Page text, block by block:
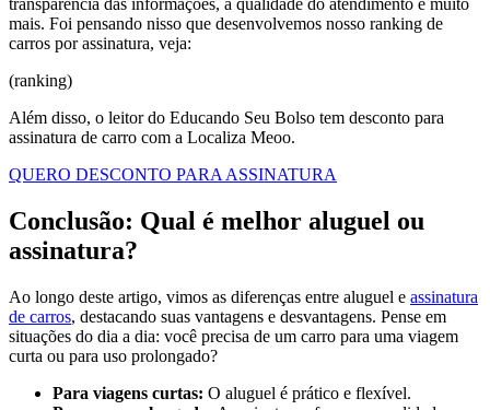
mais. Foi pensando nisso que desenvolvemos nosso ranking de
carros por assinatura, veja:
(ranking)
Além disso, o leitor do Educando Seu Bolso tem desconto para
assinatura de carro com a Localiza Meoo.
QUERO DESCONTO PARA ASSINATURA
Conclusão: Qual é melhor aluguel ou
assinatura?
Ao longo deste artigo, vimos as diferenças entre aluguel e assinatura
de carros, destacando suas vantagens e desvantagens. Pense em
situações do dia a dia: você precisa de um carro para uma viagem
curta ou para uso prolongado?
Para viagens curtas: O aluguel é prático e flexível.